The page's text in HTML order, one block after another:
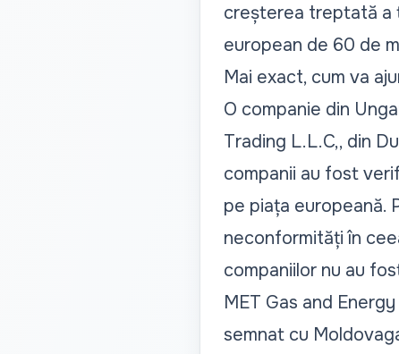
creșterea treptată a
european de 60 de
Mai exact, cum va
O companie din
Trading L.L.C,, din
companii au fost
pe piața europeană.
neconformități în
companiilor nu au
MET Gas and
semnat cu